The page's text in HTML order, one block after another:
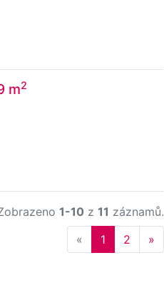
m2
1-10 z 11 záznamů.
« Previous
1 2 »